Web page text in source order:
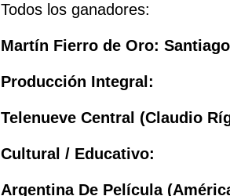
Todos los ganadores:
Martín Fierro de Oro:
Producción Integral:
Telenueve Central (Claudio
Cultural / Educativo:
Argentina De Película